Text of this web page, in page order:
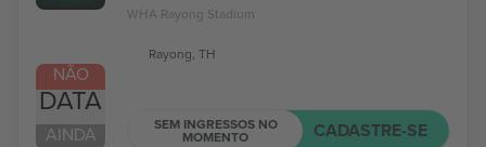
NÃO
DATA
AINDA
WHA Rayong Stadium
Rayong, TH
SEM INGRESSOS NO
MOMENTO CADASTRE-SE